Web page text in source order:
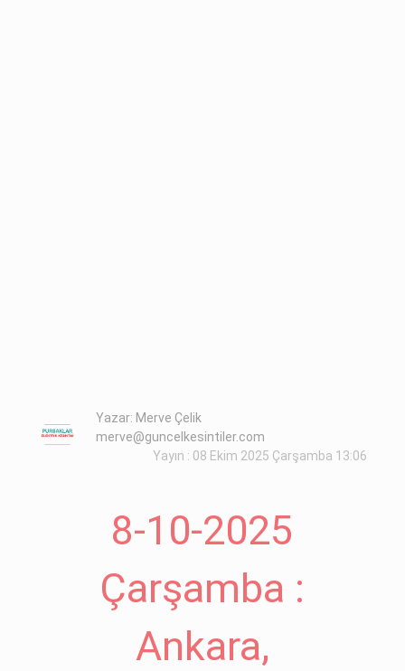
Yazar: Merve Çelik
merve@guncelkesintiler.com
Yayın : 08 Ekim 2025 Çarşamba 13:06
8-10-2025
Çarşamba :
Ankara,